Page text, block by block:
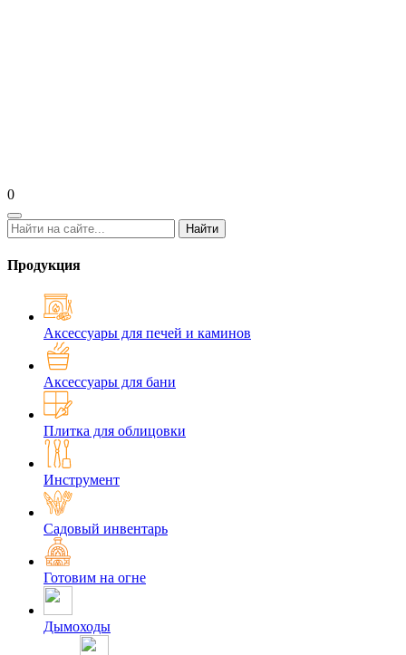
0
Найти
Продукция
Аксессуары для печей и каминов
Аксессуары для бани
Плитка для облицовки
Инструмент
Садовый инвентарь
Готовим на огне
Дымоходы